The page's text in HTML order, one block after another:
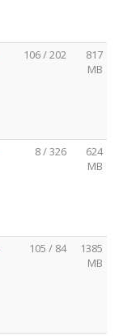
106 / 202
817
MB
8 / 326
624
MB
105 / 84
1385
MB